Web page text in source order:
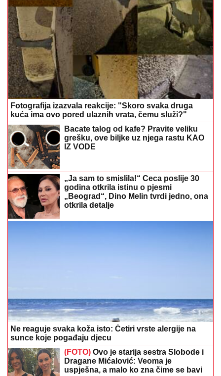
Fotografija izazvala reakcije: "Skoro svaka druga
kuća ima ovo pored ulaznih vrata, čemu služi?"
Bacate talog od kafe? Pravite veliku
grešku, ove biljke uz njega rastu KAO
IZ VODE
„Ja sam to smislila!“ Ceca poslije 30
godina otkrila istinu o pjesmi
„Beograd“, Dino Melin tvrdi jedno, ona
otkrila detalje
Ne reaguje svaka koža isto: Četiri vrste alergije na
sunce koje pogađaju djecu
(FOTO) Ovo je starija sestra Slobode i
Dragane Mićalović: Veoma je
uspješna, a malo ko zna čime se bavi